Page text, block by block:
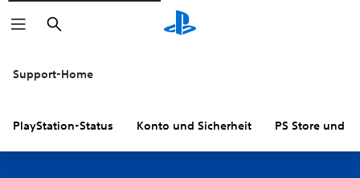
Suchen
Support-Home
PlayStation-Status Konto und Sicherheit PS Store und